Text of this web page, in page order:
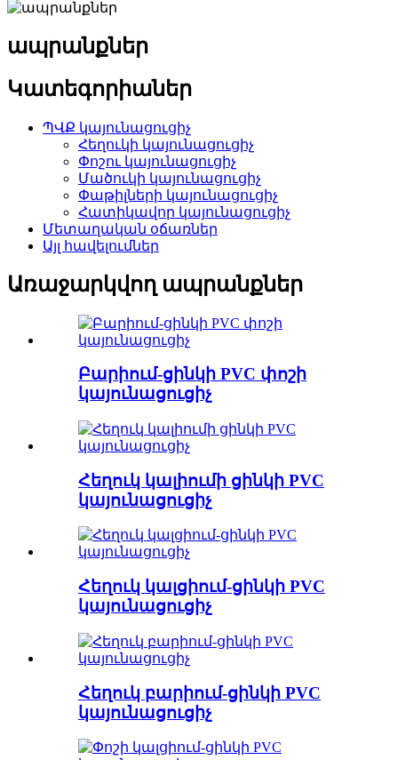
ապրանքներ
Կատեգորիաներ
ՊՎՔ կայունացուցիչ
Հեղուկի կայունացուցիչ
Փոշու կայունացուցիչ
Մածուկի կայունացուցիչ
Փաթիլների կայունացուցիչ
Հատիկավոր կայունացուցիչ
Մետաղական օճառներ
Այլ հավելումներ
Առաջարկվող ապրանքներ
Բարիում-ցինկի PVC փոշի
կայունացուցիչ
Հեղուկ կալիումի ցինկի PVC
կայունացուցիչ
Հեղուկ կալցիում-ցինկի PVC
կայունացուցիչ
Հեղուկ բարիում-ցինկի PVC
կայունացուցիչ